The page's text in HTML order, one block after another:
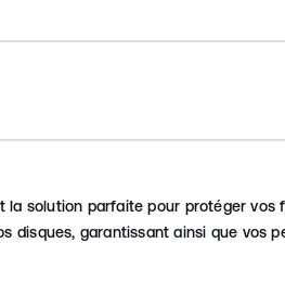
la solution parfaite pour protéger vos
disques, garantissant ainsi que vos